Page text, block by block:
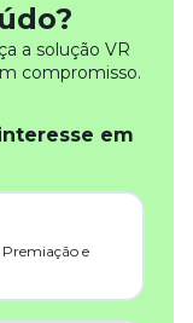
a solução VR
compromisso.
em
e